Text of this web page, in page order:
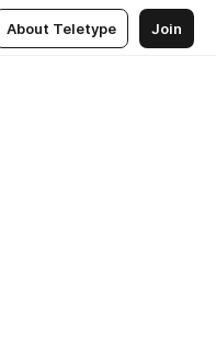
About Teletype Join